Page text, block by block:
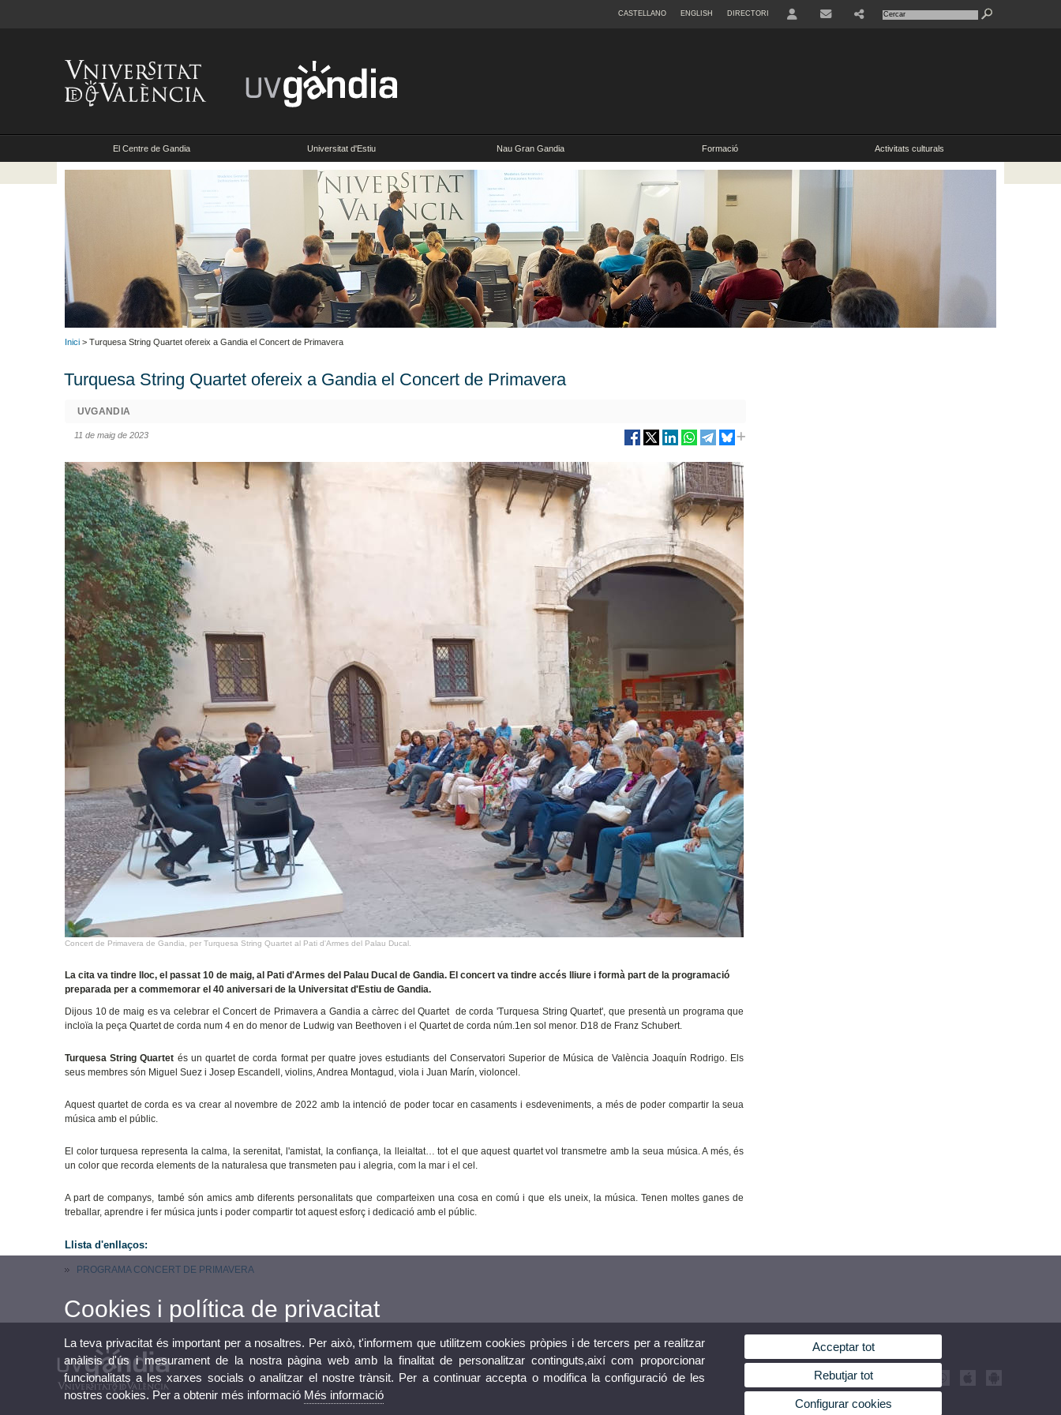
CASTELLANO ENGLISH DIRECTORI
El Centre de Gandia Universitat d'Estiu Nau Gran Gandia Formació Activitats culturals
Inici > Turquesa String Quartet ofereix a Gandia el Concert de Primavera
Turquesa String Quartet ofereix a Gandia el Concert de Primavera
UVGANDIA
11 de maig de 2023
Concert de Primavera de Gandia, per Turquesa String Quartet al Pati d'Armes del Palau Ducal.
La cita va tindre lloc, el passat 10 de maig, al Pati d'Armes del Palau Ducal de Gandia. El concert va tindre accés lliure i formà part de la programació
preparada per a commemorar el 40 aniversari de la Universitat d'Estiu de Gandia.
Dijous 10 de maig es va celebrar el Concert de Primavera a Gandia a càrrec del Quartet de corda 'Turquesa String Quartet', que presentà un programa que
incloïa la peça Quartet de corda num 4 en do menor de Ludwig van Beethoven i elQuartet de corda núm.1en sol menor. D18 de Franz Schubert.
Turquesa String Quartet és un quartet de corda format per quatre joves estudiants del Conservatori Superior de Música de València Joaquín Rodrigo. Els
seus membres són Miguel Suez i Josep Escandell, violins, Andrea Montagud, viola i Juan Marín, violoncel.
Aquest quartet de corda es va crear al novembre de 2022 amb la intenció de poder tocar en casaments i esdeveniments, a més de poder compartir la seua
música amb el públic.
El color turquesa representa la calma, la serenitat, l'amistat, la confiança, la lleialtat… tot el que aquest quartet vol transmetre amb la seua música. A més, és
un color que recorda elements de la naturalesa que transmeten pau i alegria, com la mar i el cel.
A part de companys, també són amics amb diferents personalitats que comparteixen una cosa en comú i que els uneix, la música. Tenen moltes ganes de
treballar, aprendre i fer música junts i poder compartir tot aquest esforç i dedicació amb el públic.
Llista d'enllaços:
PROGRAMA CONCERT DE PRIMAVERA
Cookies i política de privacitat
La teva privacitat és important per a nosaltres. Per això, t'informem que utilitzem cookies pròpies i de tercers per a realitzar
anàlisis d'ús i mesurament de la nostra pàgina web amb la finalitat de personalitzar continguts,així com proporcionar
funcionalitats a les xarxes socials o analitzar el nostre trànsit. Per a continuar accepta o modifica la configuració de les
nostres cookies. Per a obtenir més informació Més informació
Acceptar tot
Rebutjar tot
Configurar cookies